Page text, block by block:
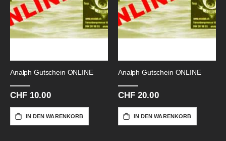
Analph Gutschein ONLINE
CHF 10.00
IN DEN WARENKORB
Analph Gutschein ONLINE
CHF 20.00
IN DEN WARENKORB